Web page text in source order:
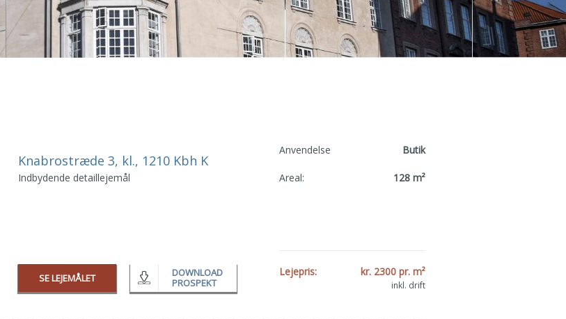
Knabrostræde 3, kl., 1210 Kbh K
Indbydende detaillejemål
Anvendelse Butik
Areal: 128 m²
SE LEJEMÅLET
DOWNLOAD
PROSPEKT
Lejepris: kr. 2300 pr. m²
inkl. drift